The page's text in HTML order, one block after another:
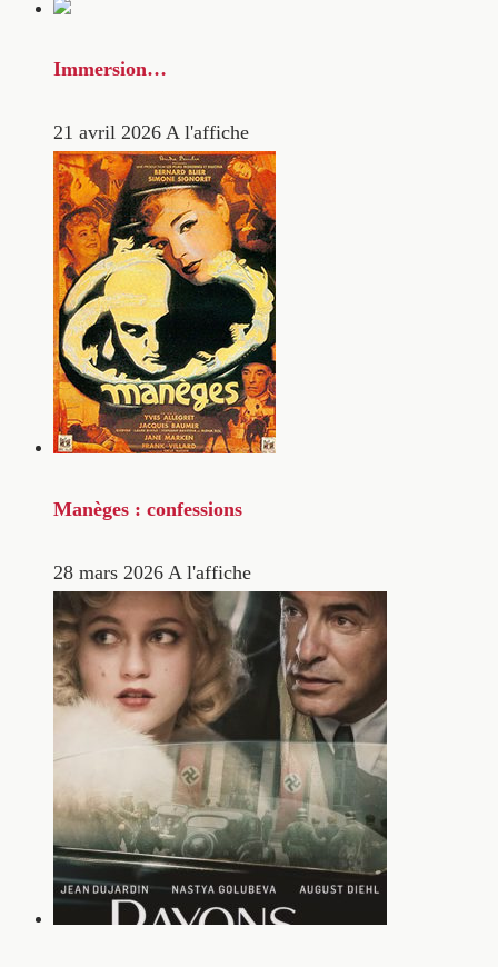
Immersion…
21 avril 2026 A l'affiche
Manèges : confessions
28 mars 2026 A l'affiche